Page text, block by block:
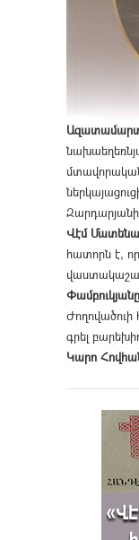
Վէմ
հատորն է,
գրել
Կարո